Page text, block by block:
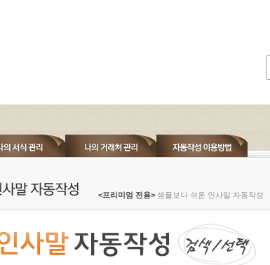
<프리미엄 전용> 샘플보다 쉬운 인사말 자동작성